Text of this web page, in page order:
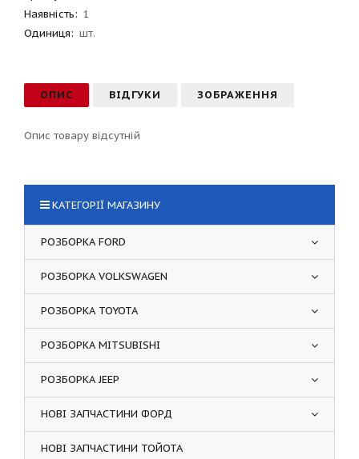
Наявність: 1
Одиниця: шт.
ОПИС ВІДГУКИ ЗОБРАЖЕННЯ
Опис товару відсутній
КАТЕГОРІЇ МАГАЗИНУ
РОЗБОРКА FORD
РОЗБОРКА VOLKSWAGEN
РОЗБОРКА TOYOTA
РОЗБОРКА MITSUBISHI
РОЗБОРКА JEEP
НОВІ ЗАПЧАСТИНИ ФОРД
НОВІ ЗАПЧАСТИНИ ТОЙОТА